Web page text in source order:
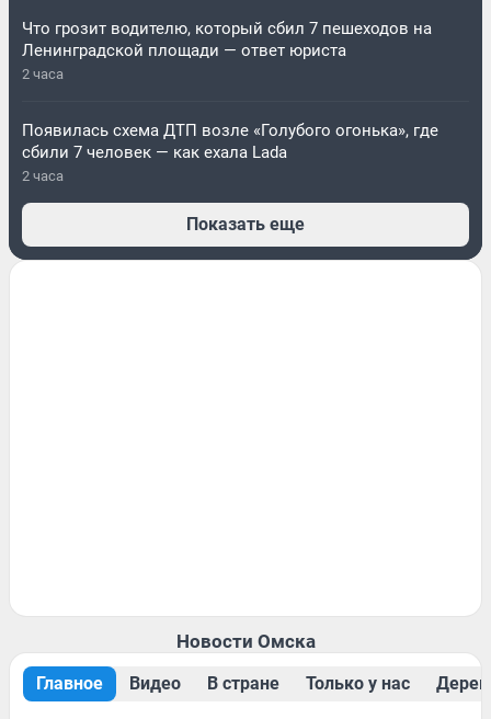
Что грозит водителю, который сбил 7 пешеходов на
Ленинградской площади — ответ юриста
2 часа
Появилась схема ДТП возле «Голубого огонька», где
сбили 7 человек — как ехала Lada
2 часа
Показать еще
Новости Омска
Главное Видео В стране Только у нас